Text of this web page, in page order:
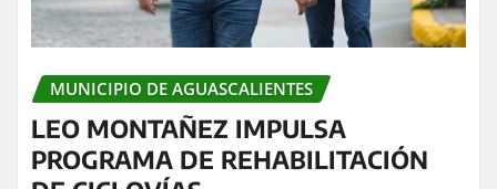
MUNICIPIO DE AGUASCALIENTES
LEO MONTAÑEZ IMPULSA
PROGRAMA DE REHABILITACIÓN